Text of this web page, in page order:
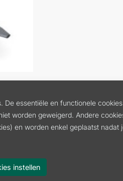
grasperken langs bomen en
worden. Opmerking:
De essentiële en functionele
worden geweigerd. Andere
en worden enkel geplaatst nadat
instellen